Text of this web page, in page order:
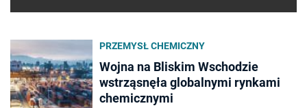
PRZEMYSŁ CHEMICZNY
Wojna na Bliskim Wschodzie
wstrząsnęła globalnymi rynkami
chemicznymi